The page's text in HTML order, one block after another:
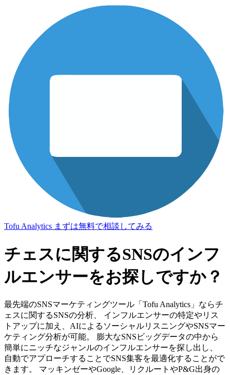
Tofu Analytics まずは無料で相談してみる
チェスに関するSNSのインフ
ルエンサーをお探しですか？
最先端のSNSマーケティングツール「Tofu Analytics」ならチ
ェスに関するSNSの分析、 インフルエンサーの特定やリス
トアップに加え、AIによるソーシャルリスニングやSNSマー
ケティング分析が可能。 膨大なSNSビッグデータの中から
簡単にニッチなジャンルのインフルエンサーを探し出し、
自動でアプローチすることでSNS集客を最適化することがで
きます。 マッキンゼーやGoogle、リクルートやP&G出身の